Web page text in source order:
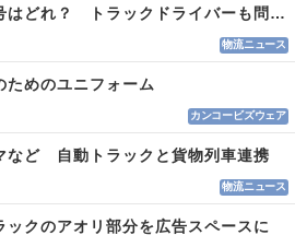
自転車が従う信号はどれ？ トラックドライバーも問われる認識
物流ニュース
ためのユニフォーム
カンコービズウェア
など 自動トラックと貨物列車連携
物流ニュース
クのアオリ部分を広告スペースに